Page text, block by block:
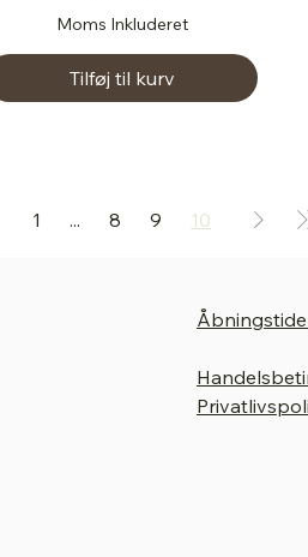
Moms Inkluderet
Tilføj til kurv
1 ... 8 9 10